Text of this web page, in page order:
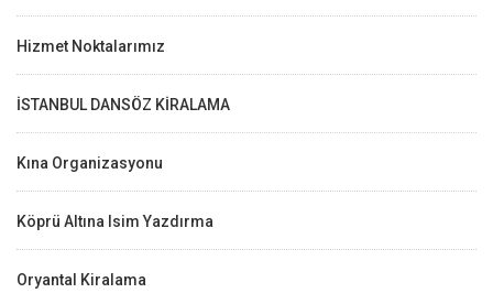
Hizmet Noktalarımız
İSTANBUL DANSÖZ KİRALAMA
Kına Organizasyonu
Köprü Altına Isim Yazdırma
Oryantal Kiralama